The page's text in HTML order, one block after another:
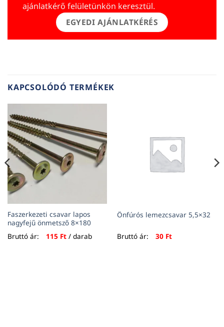
ajánlatkérő felületünkön keresztül.
EGYEDI AJÁNLATKÉRÉS
KAPCSOLÓDÓ TERMÉKEK
Faszerkezeti csavar lapos
nagyfejű önmetsző 8×180
Bruttó ár:
115 Ft/ darab
Önfúrós lemezcsavar 5,5×32
Bruttó ár: 30 Ft